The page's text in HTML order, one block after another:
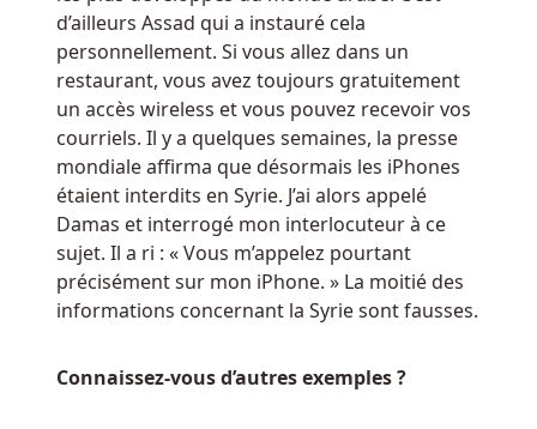
Vegas.
Roulette
qu'entité,
d’ailleurs Assad qui a instauré cela
personnellement. Si vous allez dans un
restaurant, vous avez toujours gratuitement
un accès wireless et vous pouvez recevoir vos
courriels. Il y a quelques semaines, la presse
mondiale affirma que désormais les iPhones
étaient interdits en Syrie. J’ai alors appelé
Damas et interrogé mon interlocuteur à ce
sujet. Il a ri : « Vous m’appelez pourtant
précisément sur mon iPhone. » La moitié des
informations concernant la Syrie sont fausses.
Connaissez-vous d’autres exemples ?